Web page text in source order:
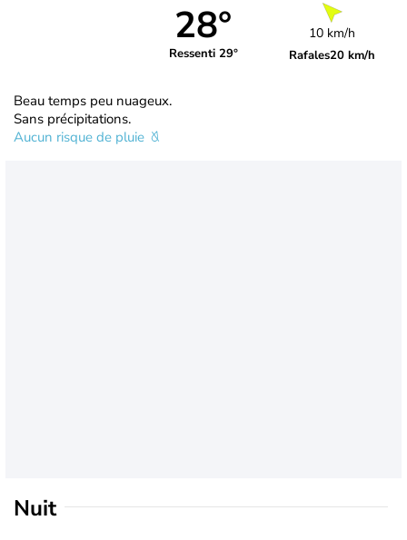
28°
Ressenti 29°
10 km/h
Rafales20 km/h
Beau temps peu nuageux.
Sans précipitations.
Aucun risque de pluie
Nuit